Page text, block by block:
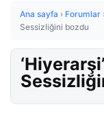
Ana sayfa › Forumlar
Sessizliğini bozdu